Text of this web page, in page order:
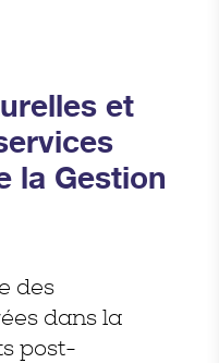
et
la Gestion
des
dans la
post-